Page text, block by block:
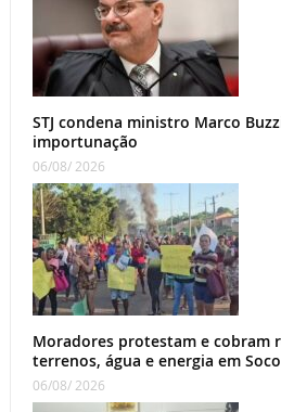
STJ condena ministro Marco
importunação
06/08/ 2026
Moradores protestam e cobram
terrenos, água e energia em
06/08/ 2026